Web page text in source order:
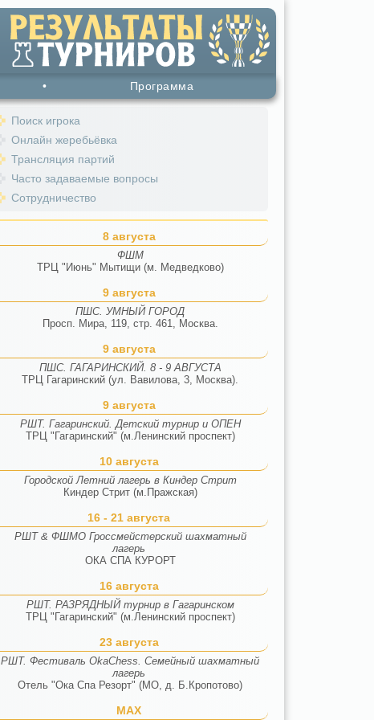
• Программа
Поиск игрока
Онлайн жеребьёвка
Трансляция партий
Часто задаваемые вопросы
Сотрудничество
8 августа
ФШМ
ТРЦ "Июнь" Мытищи (м. Медведково)
9 августа
ПШС. УМНЫЙ ГОРОД
Просп. Мира, 119, стр. 461, Москва.
9 августа
ПШС. ГАГАРИНСКИЙ. 8 - 9 АВГУСТА
ТРЦ Гагаринский (ул. Вавилова, 3, Москва).
9 августа
РШТ. Гагаринский. Детский турнир и ОПЕН
ТРЦ "Гагаринский" (м.Ленинский проспект)
10 августа
Городской Летний лагерь в Киндер Стрит
Киндер Стрит (м.Пражская)
16 - 21 августа
РШТ & ФШМО Гроссмейстерский шахматный
лагерь
ОКА СПА КУРОРТ
16 августа
РШТ. РАЗРЯДНЫЙ турнир в Гагаринском
ТРЦ "Гагаринский" (м.Ленинский проспект)
23 августа
РШТ. Фестиваль OkaChess. Семейный шахматный
лагерь
Отель "Ока Спа Резорт" (МО, д. Б.Кропотово)
MAX